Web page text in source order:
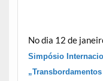
No dia 12 de
Simpósio